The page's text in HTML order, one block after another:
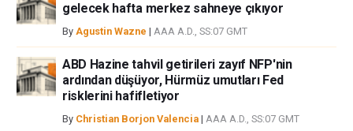
gelecek hafta merkez sahneye çıkıyor
By Agustin Wazne | AAA A.D., SS:07 GMT
ABD Hazine tahvil getirileri zayıf NFP'nin
ardından düşüyor, Hürmüz umutları Fed
risklerini hafifletiyor
By Christian Borjon Valencia | AAA A.D., SS:07 GMT